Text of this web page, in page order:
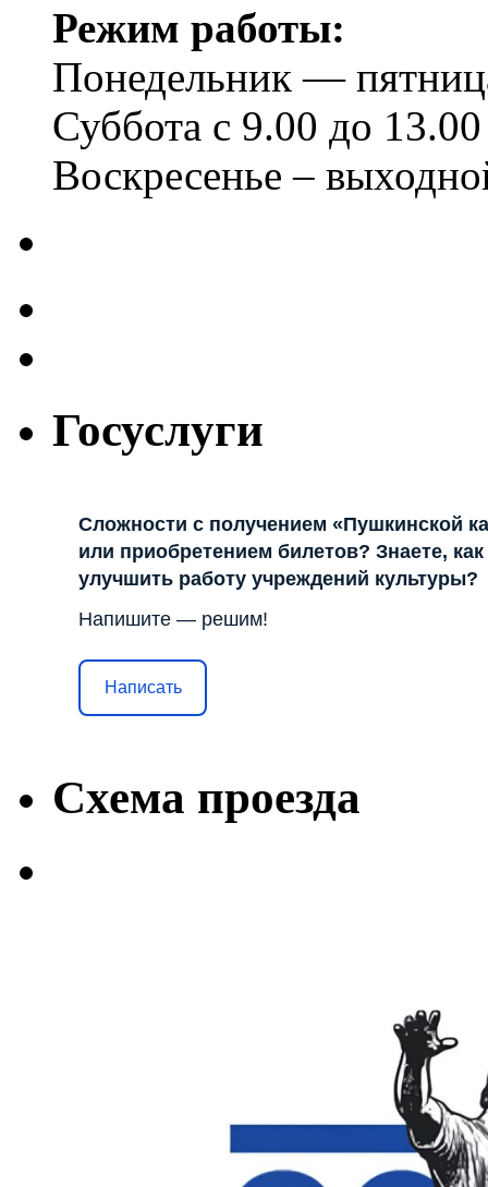
Режим работы:
Понедельник —
Суббота с 9.00 до 13.00
Воскресенье –
Госуслуги
Сложности с получением «Пушкинской
или приобретением билетов? Знаете, как
улучшить работу учреждений культуры?
Напишите — решим!
Написать
Схема проезда